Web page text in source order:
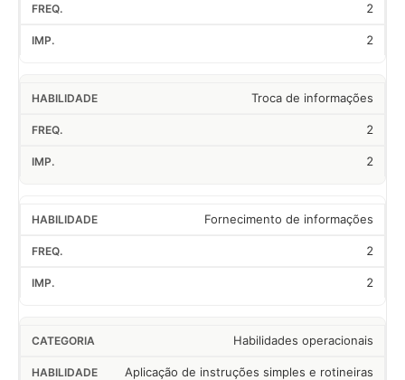
2
2
Troca de informações
2
2
Fornecimento de informações
2
2
Habilidades operacionais
Aplicação de instruções simples e rotineiras